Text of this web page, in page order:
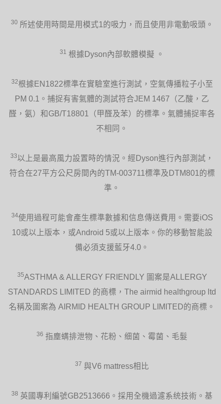
30 所述使用時間是用模式1的吸力，而且使用非電動吸頭。
31 根據Dyson內部軟體模擬 。
32根據EN1822標準在實驗室進行測試，空氣傳播粒子小至
PM 0.1。捕捉有害氣體的測試符合JEM 1467（乙酸，乙
醛，氨）和GB/T18801（甲醛及苯）的標準。氣體捕捉率各
不相同。
33以上是最高風力設置時的情況。經Dyson進行內部測試，
符合在27平方公尺房間內的TM-003711標準及DTM801的標
準。
34使用過程可能會產生標準數據和信息傳送費用。需要iOS
10或以上版本，或Android 5或以上版本。你的移動智能設
備必須支援藍牙4.0。
35ASTHMA & ALLERGY FRIENDLY 圖案是ALLERGY
STANDARDS LIMITED 的商標，The airmid healthgroup ltd
名稱及圖案為 AIRMID HEALTH GROUP LIMITED的商標。
36 指塵螨排泄物、花粉、细菌、霉菌、毛髮
37 與V6 mattress相比
38 英國專利編號GB2513666。採用全機過濾系统技術。基